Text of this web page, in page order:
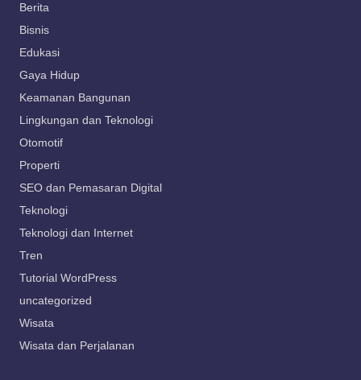
Berita
Bisnis
Edukasi
Gaya Hidup
Keamanan Bangunan
Lingkungan dan Teknologi
Otomotif
Properti
SEO dan Pemasaran Digital
Teknologi
Teknologi dan Internet
Tren
Tutorial WordPress
uncategorized
Wisata
Wisata dan Perjalanan